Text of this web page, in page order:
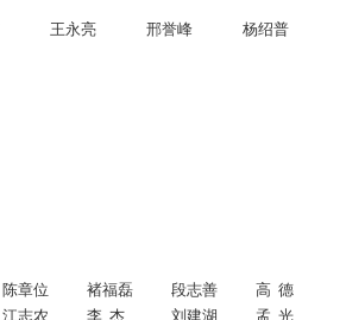
王永亮 邢誉峰 杨绍普
陈章位 褚福磊 段志善
高 德
江志农 李 杰 刘建湖
孟 光